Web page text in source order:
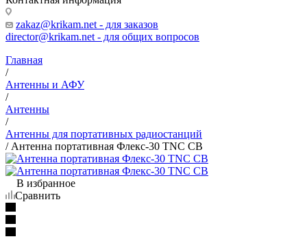
zakaz@krikam.net - для заказов
director@krikam.net - для общих вопросов
Главная
/
Антенны и АФУ
/
Антенны
/
Антенны для портативных радиостанций
/ Антенна портативная Флекс-30 TNC CB
В избранное
Сравнить